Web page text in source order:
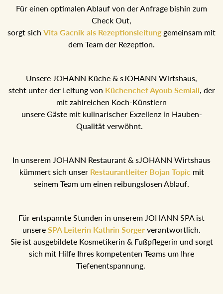
Für einen optimalen Ablauf von der Anfrage bishin zum
Check Out,
sorgt sich Vita Gacnik als Rezeptionsleitunggemeinsam mit
dem Team der Rezeption.
Unsere JOHANN Küche & sJOHANN Wirtshaus,
steht unter der Leitung von Küchenchef Ayoub Semlali, der
mit zahlreichen Koch-Künstlern
unsere Gäste mit kulinarischer Exzellenz in Hauben-
Qualität verwöhnt.
In unserem JOHANN Restaurant & sJOHANN Wirtshaus
kümmert sich unser Restaurantleiter Bojan Topic mit
seinem Team um einen reibungslosen Ablauf.
Für entspannte Stunden in unserem JOHANN SPA ist
unsere SPA Leiterin Kathrin Sorger verantwortlich.
Sie ist ausgebildete Kosmetikerin & Fußpflegerin und sorgt
sich mit Hilfe Ihres kompetenten Teams um Ihre
Tiefenentspannung.